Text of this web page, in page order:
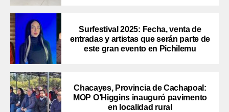
Surfestival 2025: Fecha, venta de
entradas y artistas que serán parte de
este gran evento en Pichilemu
Chacayes, Provincia de Cachapoal:
MOP O’Higgins inauguró pavimento
en localidad rural